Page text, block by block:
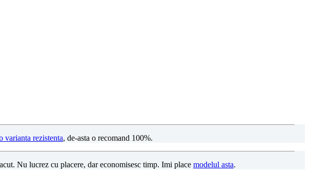
varianta rezistenta, de-asta o recomand 100%.
Nu lucrez cu placere, dar economisesc timp. Imi place modelul asta.